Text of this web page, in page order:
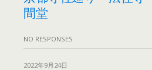
間堂
NO RESPONSES
2022年9月24日